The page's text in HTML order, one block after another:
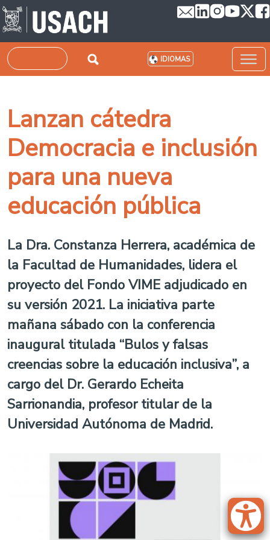
Pasar al contenido principal
Buscar IDIOMAS
Lanzan cátedra
Democracia e inclusión
para una nueva
educación pública
La Dra. Constanza Herrera, académica de
la Facultad de Humanidades, lidera el
proyecto del Fondo VIME adjudicado en
su versión 2021. La iniciativa parte
mañana sábado con la conferencia
inaugural titulada “Bulos y falsas
creencias sobre la educación inclusiva”, a
cargo del Dr. Gerardo Echeita
Sarrionandia, profesor titular de la
Universidad Autónoma de Madrid.